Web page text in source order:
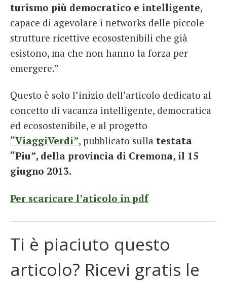
turismo più democratico e intelligente,
capace di agevolare i networks delle piccole
strutture ricettive ecosostenibili che già
esistono, ma che non hanno la forza per
emergere.”
Questo è solo l’inizio dell’articolo dedicato al
concetto di vacanza intelligente, democratica
ed ecosostenibile, e al progetto
“ViaggiVerdi”, pubblicato sulla testata
“Piu”, della provincia di Cremona, il 15
giugno 2013.
Per scaricare l’aticolo in pdf
Ti è piaciuto questo
articolo? Ricevi gratis le